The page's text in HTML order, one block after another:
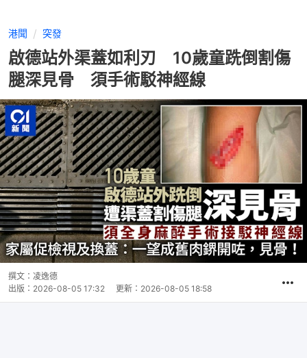
港聞 突發
啟德站外渠蓋如利刃 10歲童跣倒割傷
腿深見骨 須手術駁神經線
撰文： 凌逸德
出版： 2026-08-05 17:32 更新： 2026-08-05 18:58